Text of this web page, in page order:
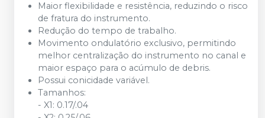
Maior flexibilidade e resistência, reduzindo o risco
de fratura do instrumento.
Redução do tempo de trabalho.
Movimento ondulatório exclusivo, permitindo
melhor centralização do instrumento no canal e
maior espaço para o acúmulo de debris.
Possui conicidade variável.
Tamanhos:
- X1: 0.17/.04